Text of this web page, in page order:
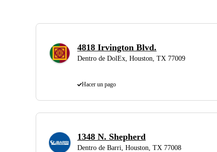
4818 Irvington Blvd.
Dentro de DolEx, Houston, TX 77009
Hacer un pago
1348 N. Shepherd
Dentro de Barri, Houston, TX 77008